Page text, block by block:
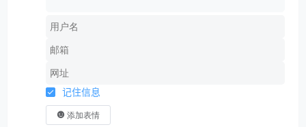
记住信息
添加表情